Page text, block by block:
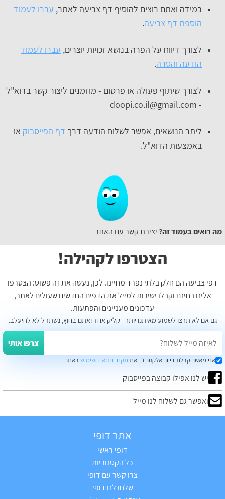
במידה ואתם רוצים להוסיף דף צביעה לאתר, עברו לעמוד
הוספת דף צביעה.
לצורך דיווח על הפרה בנושא זכויות יוצרים, עברו לעמוד
הודעה והסרה.
לצורך שיתוף פעולה או פרסום - מוזמנים ליצור קשר בדוא"ל
- doopi.co.il@gmail.com
ליתר הנושאים, אפשר לשלוח הודעה דרך דף הפייסבוק או
באמצעות הדוא"ל.
מה רואים בעמוד זה? יצירת קשר עם האתר
הצטרפו לקהילה!
דפי צביעה הם חלק בלתי נפרד מחיינו. לכן, נעשה את זה פשוט: הצטרפו
אלינו בחינם וקבלו ישירות למייל את הדפים החדשים שעולים לאתר,
עדכונים מעניינים והפתעות.
גם אם לא תרצו לשמוע מאיתנו יותר - קליק אחד ואתם בחוץ, נשתדל לא להיעלב.
צרפו אותי
אני מאשר קבלת דיוור אלקטרוני ואת תקנון ותנאי השימושבאתר
יש לנו אפילו קבוצה בפייסבוק
ואפשר גם לשלוח לנו מייל
אתר דופי
דופי ראשי
כל הקטגוריות
צרו קשר עם דופי
שלחו לנו דופי